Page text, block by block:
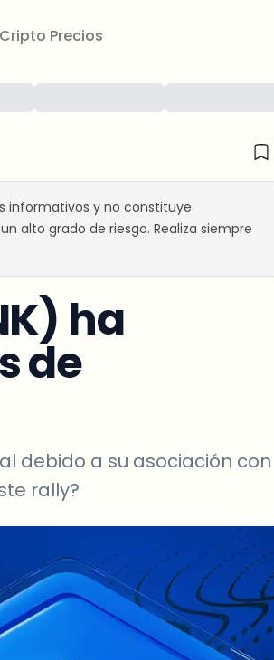
Cripto Precios
informativos y no constituye
alto grado de riesgo. Realiza siempre
ha
de
debido a su asociación con
rally?